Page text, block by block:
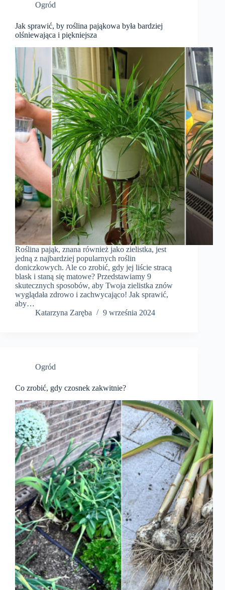
Ogród
Jak sprawić, by roślina pająkowa była bardziej
olśniewająca i piękniejsza
Roślina pająk, znana również jako zielistka, jest
jedną z najbardziej popularnych roślin
doniczkowych. Ale co zrobić, gdy jej liście stracą
blask i staną się matowe? Przedstawiamy 9
skutecznych sposobów, aby Twoja zielistka znów
wyglądała zdrowo i zachwycająco! Jak sprawić,
aby…
Katarzyna Zaręba
9 września 2024
Ogród
Co zrobić, gdy czosnek zakwitnie?